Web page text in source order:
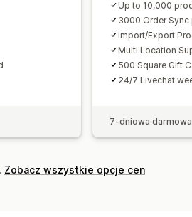
Up to 10,000
3000 Order Sync
Import/Export
Multi Location
500 Square Gift
24/7 Livechat
7-dniowa
Zobacz wszystkie opcje cen